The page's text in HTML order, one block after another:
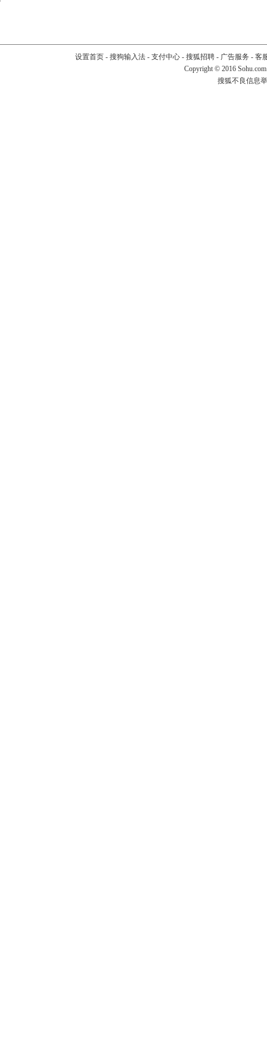
设置首页- 搜狗输入法- 支付中心- 搜狐招聘- 广告服务 - 客
Copyright © 2016
搜狐不良信息